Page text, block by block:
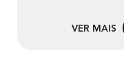
VER MAIS